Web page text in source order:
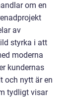
om en
av
styrka i att
moderna
kundernas
och nytt är en
tydligt visar